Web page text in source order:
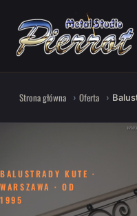
Strona główna Oferta
BALUSTRADY KUTE ·
WARSZAWA · OD
1995